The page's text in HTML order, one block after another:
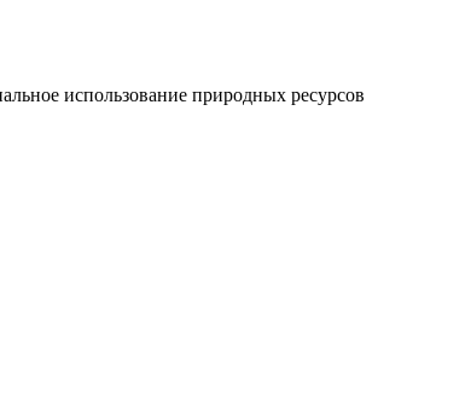
использование природных ресурсов